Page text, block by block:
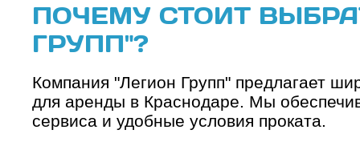
ПОЧЕМУ СТОИТ
ГРУПП"?
Компания "Легион Групп" предлагает
для аренды в Краснодаре. Мы
сервиса и удобные условия проката.